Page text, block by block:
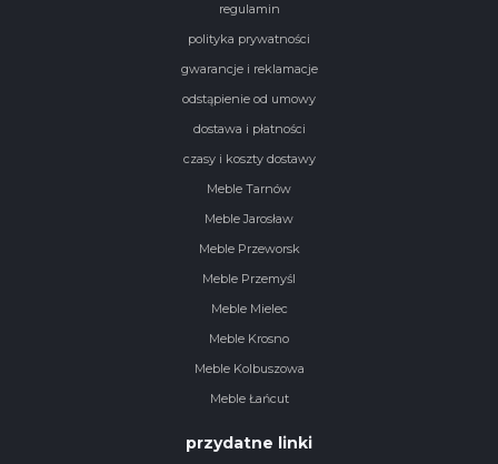
regulamin
polityka prywatności
gwarancje i reklamacje
odstąpienie od umowy
dostawa i płatności
czasy i koszty dostawy
Meble Tarnów
Meble Jarosław
Meble Przeworsk
Meble Przemyśl
Meble Mielec
Meble Krosno
Meble Kolbuszowa
Meble Łańcut
przydatne linki